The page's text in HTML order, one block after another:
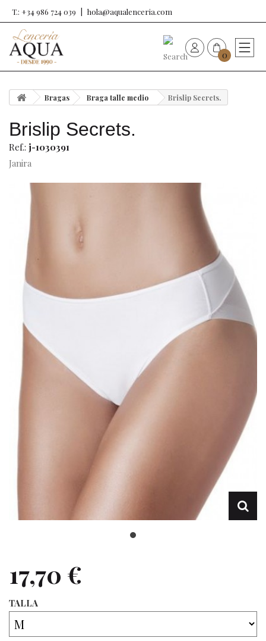
T.: +34 986 724 039 hola@aqualenceria.com
0
Ropa y complementos
Ortopedia
Bragas Braga talle medio Brislip Secrets.
Brislip Secrets.
Ref.: j-1030391
Janira
17,70 €
TALLA